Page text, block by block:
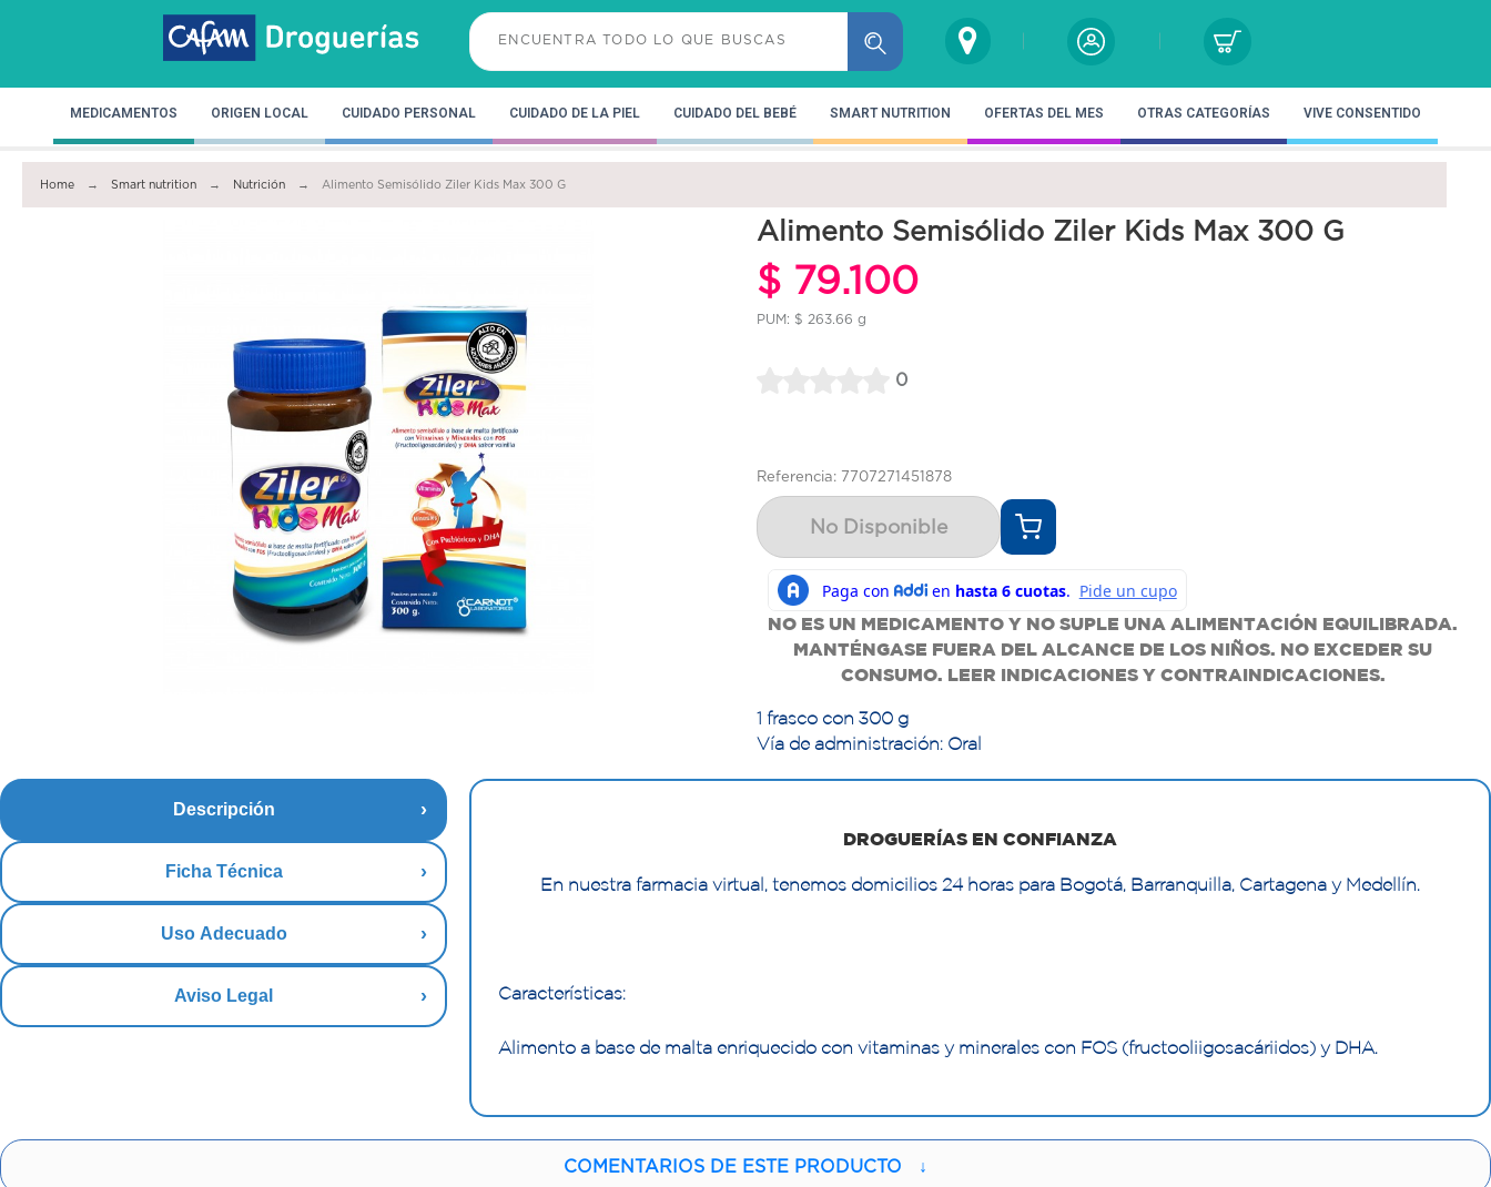
MEDICAMENTOS ORIGEN LOCAL CUIDADO PERSONAL CUIDADO DE LA PIEL CUIDADO DEL BEBÉ SMART NUTRITION OFERTAS DEL MES OTRAS CATEGORÍAS VIVE CONSENTIDO
Home Smart nutrition Nutrición Alimento Semisólido Ziler Kids Max 300 G
Alimento Semisólido Ziler Kids Max 300 G
$ 79.100
PUM: $ 263.66 g
0
Referencia: 7707271451878
No Disponible
NO ES UN MEDICAMENTO Y NO SUPLE UNA ALIMENTACIÓN EQUILIBRADA.
MANTÉNGASE FUERA DEL ALCANCE DE LOS NIÑOS. NO EXCEDER SU
CONSUMO. LEER INDICACIONES Y CONTRAINDICACIONES.
1 frasco con 300 g
Vía de administración: Oral
Descripción
Ficha Técnica
Uso Adecuado
Aviso Legal
DROGUERÍAS EN CONFIANZA
En nuestra farmacia virtual, tenemos domicilios 24 horas para Bogotá, Barranquilla, Cartagena y Medellín.
Características:
Alimento a base de malta enriquecido con vitaminas y minerales con FOS (fructooliigosacáriidos) y DHA.
COMENTARIOS DE ESTE PRODUCTO ↓